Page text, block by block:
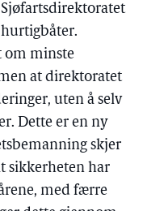
om minste
at direktoratet
uten å selv
Dette er en ny
skjer
sikkerheten har
med færre